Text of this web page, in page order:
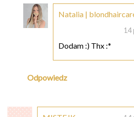
Natalia |
14
Dodam :) Thx :*
Odpowiedz